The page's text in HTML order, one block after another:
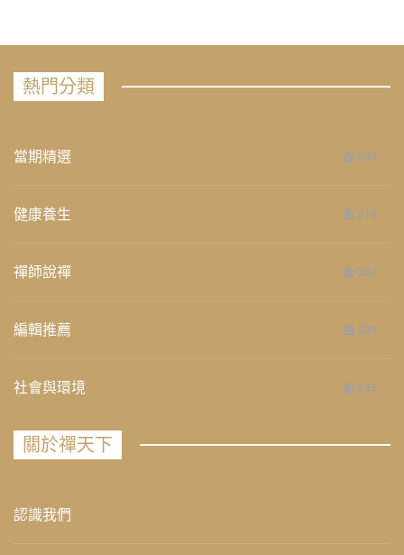
熱門分類
當期精選 658
健康養生 276
禪師說禪 267
編輯推薦 236
社會與環境 235
關於禪天下
認識我們